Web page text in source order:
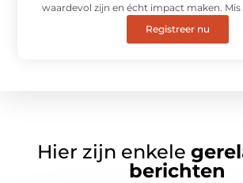
waardevol zijn en écht impact maken. Mis
Registreer nu
Hier zijn enkele
berichten